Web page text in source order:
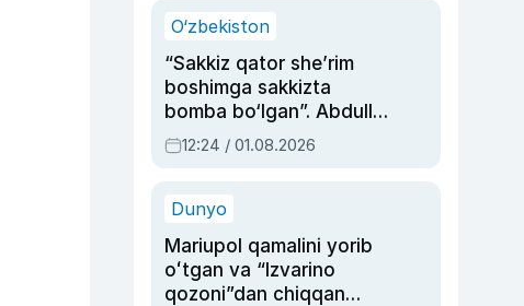
O‘zbekiston
“Sakkiz qator she’rim
boshimga sakkizta
bomba bo‘lgan”. Abdulla
Oripovni siyosiy
ayblovlardan asrab
12:24 / 01.08.2026
Dunyo
Mariupol qamalini yorib
oʻtgan va “Izvarino
qozoni”dan chiqqan